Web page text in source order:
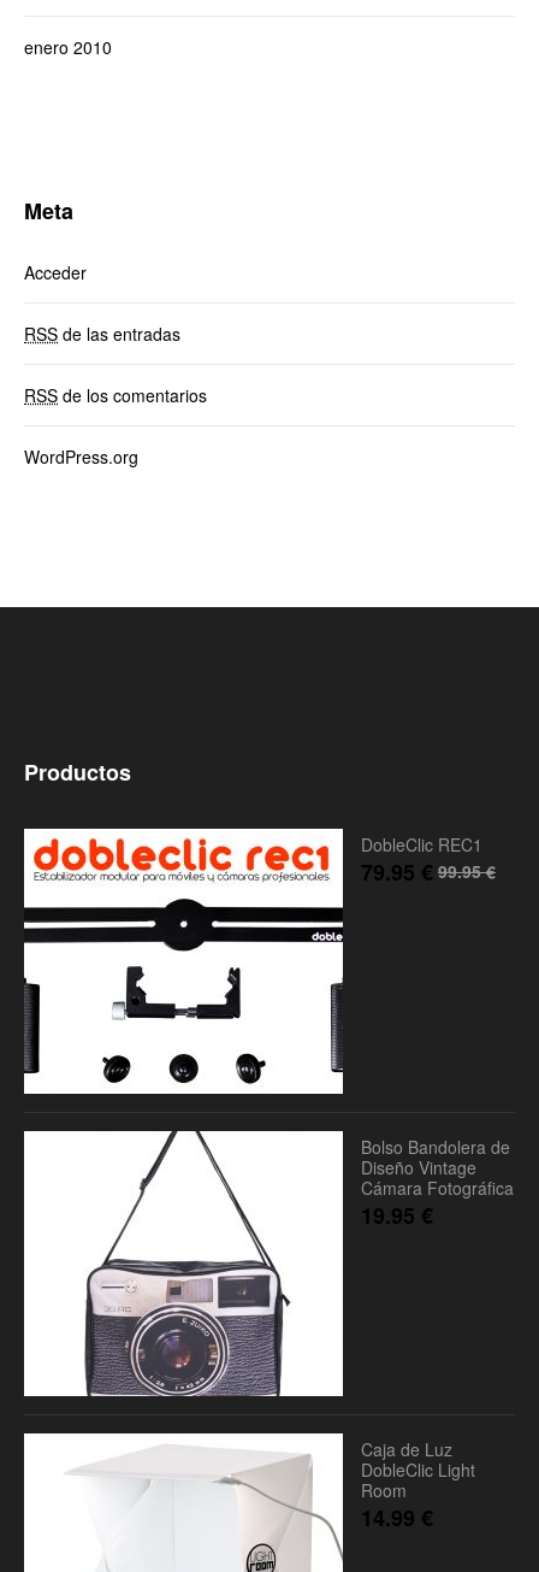
enero 2010
Meta
Acceder
RSS de las entradas
RSS de los comentarios
WordPress.org
Productos
DobleClic REC1
99.95€
79.95 €
Bolso Bandolera de
Diseño Vintage
Cámara Fotográfica
19.95 €
Caja de Luz
DobleClic Light
Room
14.99 €